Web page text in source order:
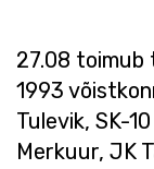
27.08 toimub
1993
Tulevik, SK-
Merkuur, JK